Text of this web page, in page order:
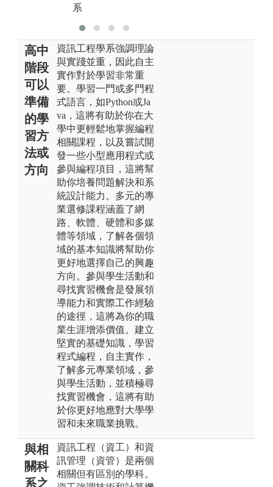
系
高中
階段
可以
準備
的學
習方
法或
方向
資訊工程學系強調理論
與實踐並重，因此自主
實作對於學習非常重
要。學習一門或多門程
式語言，如Python或Ja
va，這將有助於你在大
學中更輕鬆地掌握編程
相關課程，以及嘗試開
發一些小型應用程式或
參與編程項目，這將幫
助你培養問題解決和系
統設計能力。多元的專
業選修課程涵蓋了網
路、軟體、硬體和多媒
體等領域，了解各個領
域的基本知識將幫助你
更好地選擇自己的興趣
方向。參與學生活動和
尋找實習機會是發展領
導能力和實際工作經驗
的途徑，這將為你的職
業生涯增添價值。建立
堅實的基礎知識，學習
程式編程，自主實作，
了解多元專業領域，參
與學生活動，並積極尋
找實習機會，這將有助
於你更好地應對大學學
習和未來職業挑戰。
與相
關科
系之
資訊工程（資工）和資
訊管理（資管）是兩個
相關但有區別的學科。